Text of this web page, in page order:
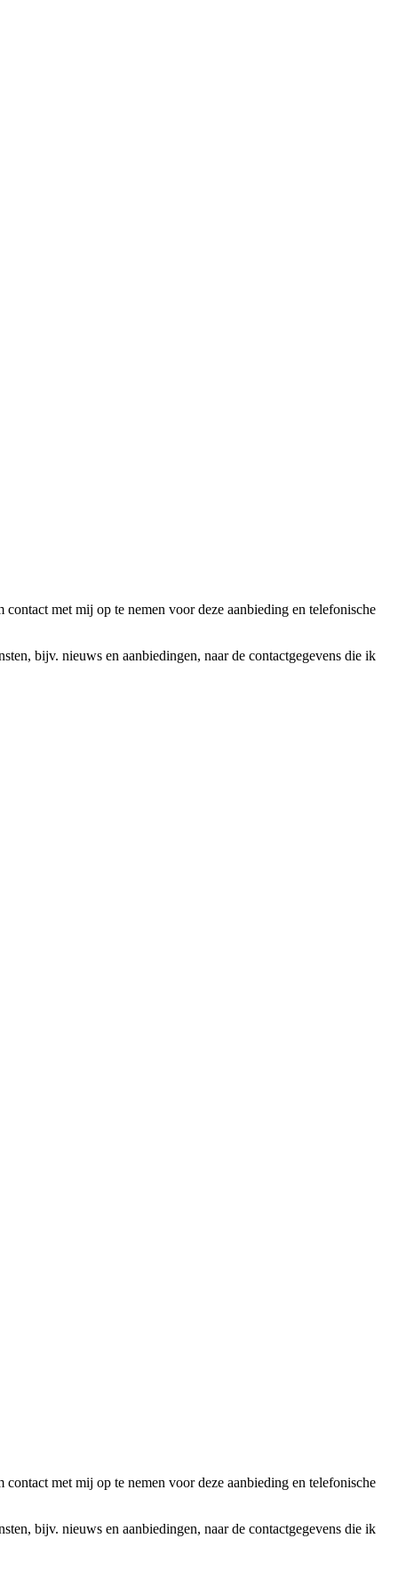
met mij op te nemen voor deze aanbieding en telefonische
bijv. nieuws en aanbiedingen, naar de contactgegevens die ik
met mij op te nemen voor deze aanbieding en telefonische
bijv. nieuws en aanbiedingen, naar de contactgegevens die ik